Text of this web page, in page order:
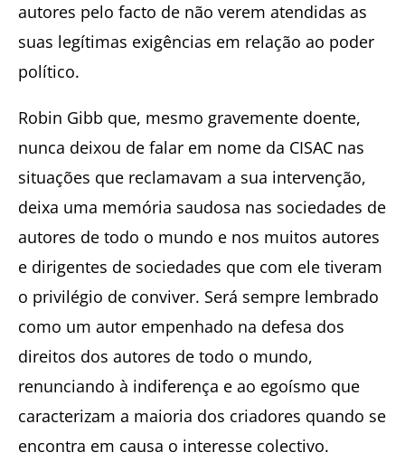
autores pelo facto de não verem atendidas as
suas legítimas exigências em relação ao poder
político.
Robin Gibb que, mesmo gravemente doente,
nunca deixou de falar em nome da CISAC nas
situações que reclamavam a sua intervenção,
deixa uma memória saudosa nas sociedades de
autores de todo o mundo e nos muitos autores
e dirigentes de sociedades que com ele tiveram
o privilégio de conviver. Será sempre lembrado
como um autor empenhado na defesa dos
direitos dos autores de todo o mundo,
renunciando à indiferença e ao egoísmo que
caracterizam a maioria dos criadores quando se
encontra em causa o interesse colectivo.